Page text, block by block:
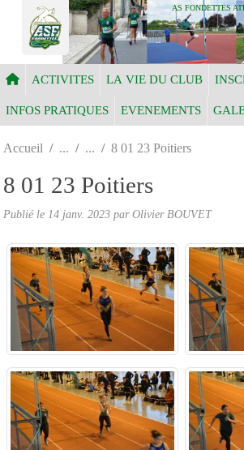
AS FONDETTES
ACTIVITES LA VIE DU CLUB
INFOS PRATIQUES EVENEMENTS
Accueil 8 01 23 Poitiers
8 01 23 Poitiers
Publié le 14 janv. 2023 par Olivier BOUVET
Panneau de gestion des cookies